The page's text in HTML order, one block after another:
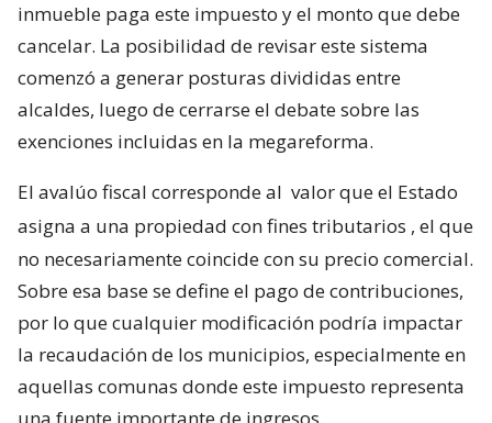
inmueble paga este impuesto y el monto que debe
cancelar. La posibilidad de revisar este sistema
comenzó a generar posturas divididas entre
alcaldes, luego de cerrarse el debate sobre las
exenciones incluidas en la megareforma.
El avalúo fiscal corresponde al valor que el Estado
asigna a una propiedad con fines tributarios , el que
no necesariamente coincide con su precio comercial.
Sobre esa base se define el pago de contribuciones,
por lo que cualquier modificación podría impactar
la recaudación de los municipios, especialmente en
aquellas comunas donde este impuesto representa